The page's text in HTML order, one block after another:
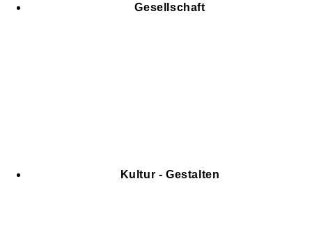
Gesellschaft
Kultur - Gestalten